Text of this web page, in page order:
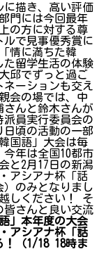
に描き、高い評価
門には今回最年
の方に対する尊
で見事優秀賞に
情に満ちた韓
た留学生活の体験
邱でずっと過ご
ーションも交え
会の場では、中
さんと鈴木さんが
派員実行委員会の
日頃の活動の一部
国語」大会は毎
年は全国10都市
と2月17日の新潟
アシアナ杯「話
）のみとなりまし
しください！ そ
皆さんと良い交流
」本年度の大会
アシアナ杯「話
！（1/18 18時ま